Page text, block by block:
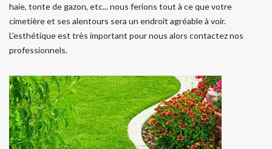
haie, tonte de gazon, etc... nous ferions tout à ce que votre
cimetière et ses alentours sera un endroit agréable à voir.
L'esthétique est très important pour nous alors contactez nos
professionnels.